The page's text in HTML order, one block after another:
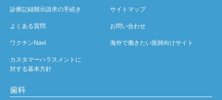
診療記録開示請求の手続き サイトマップ
よくある質問 お問い合わせ
ワクチンNavi 海外で働きたい医師向けサイト
カスタマーハラスメントに
対する基本方針
歯科